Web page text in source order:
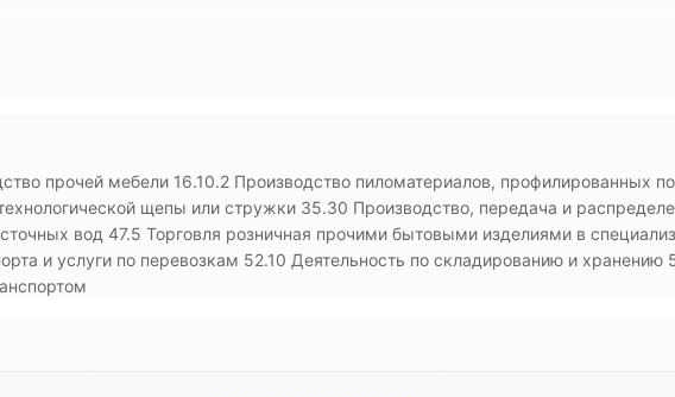
прочей мебели 16.10.2 Производство пиломатериалов, профилированных
щепы или стружки 35.30 Производство, передача и
вод 47.5 Торговля розничная прочими бытовыми изделиями в
и услуги по перевозкам 52.10 Деятельность по складированию и хранению